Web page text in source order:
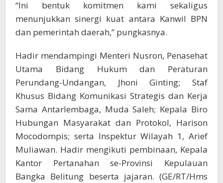
“Ini bentuk komitmen kami sekaligus
menunjukkan sinergi kuat antara Kanwil BPN
dan pemerintah daerah,” pungkasnya.
Hadir mendampingi Menteri Nusron, Penasehat
Utama Bidang Hukum dan Peraturan
Perundang-Undangan, Jhoni Ginting; Staf
Khusus Bidang Komunikasi Strategis dan Kerja
Sama Antarlembaga, Muda Saleh; Kepala Biro
Hubungan Masyarakat dan Protokol, Harison
Mocodompis; serta Inspektur Wilayah 1, Arief
Muliawan. Hadir mengikuti pembinaan, Kepala
Kantor Pertanahan se-Provinsi Kepulauan
Bangka Belitung beserta jajaran. (GE/RT/Hms